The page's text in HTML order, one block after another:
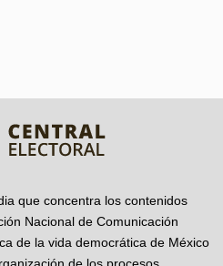
que concentra los contenidos
Nacional de Comunicación
de la vida democrática de México